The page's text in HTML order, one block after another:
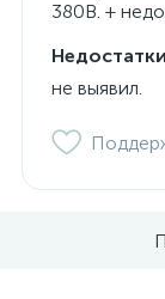
380В. +
не выявил.